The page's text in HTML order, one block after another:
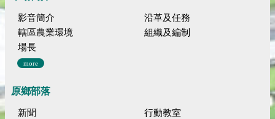
影音簡介
沿革及任務
轄區農業環境
組織及編制
場長
more
原鄉部落
新聞
行動教室